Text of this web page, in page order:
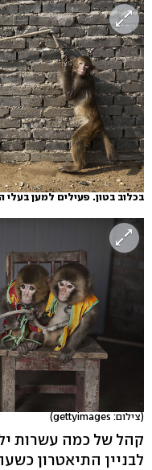
בכלוב בטון. פעילים למען
(צילום: gettyimages)
קהל של כמה עשרות
לבניין התיאטרון